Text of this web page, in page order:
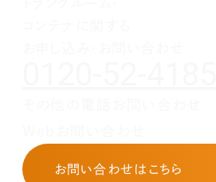
お申し込み・お問い合わせ
03-3526-8568
土地活用に関するお問い合わせ
お問い合わせ はこちら